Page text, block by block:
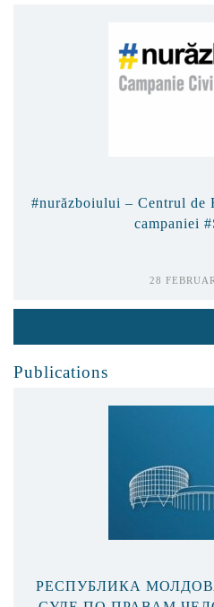
#nurăzboiului – Centrul de
campaniei
28
Publications
РЕСПУБЛИКА